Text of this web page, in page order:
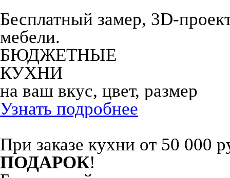
Бесплатный замер, 3D-
мебели.
БЮДЖЕТНЫЕ
КУХНИ
на ваш вкус, цвет, размер
Узнать подробнее
При заказе кухни от 50 000
ПОДАРОК!